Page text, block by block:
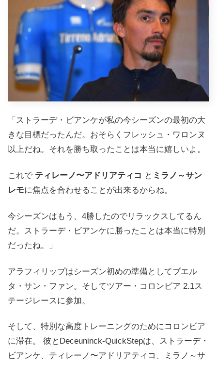
「ストラーデ・ビアンケが私の今シーズンの最初の大
きな目標だったんだ。おそらくフレッシュ・ワロンヌ
以上だね。それを勝ち取ったことは本当に嬉しいよ。
これで ティレーノ〜アドリアティコ と ミラノ～サン
レモに焦点を合わせることが出来るからね。
今シーズンはもう、4勝したのでリラックスしてるん
だ。ストラーデ・ビアンケに勝ったことは本当に特別
だったね。」
アラフィリップはシーズン初めの準備としてブエル
タ・サン・ファン。そしてツアー・コロンビア 2.1ス
テージレースに参加。
そして、特別な高度トレーニングのためにコロンビア
に滞在。
彼とDeceuninck-QuickStepは、ストラーデ・
ビアンケ、ティレーノ〜アドリアティコ、ミラノ～サ